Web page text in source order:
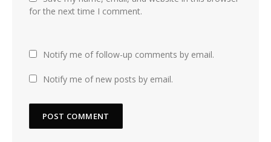
for the next time I comment.
Notify me of follow-up comments by email.
Notify me of new posts by email.